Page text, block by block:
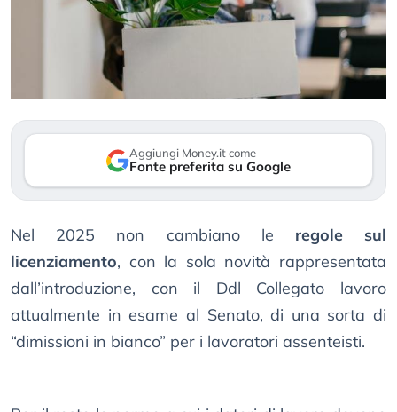
Aggiungi Money.it come
Fonte preferita su Google
Nel 2025 non cambiano le regole sul
licenziamento, con la sola novità rappresentata
dall’introduzione, con il Ddl Collegato lavoro
attualmente in esame al Senato, di una sorta di
“dimissioni in bianco” per i lavoratori assenteisti.